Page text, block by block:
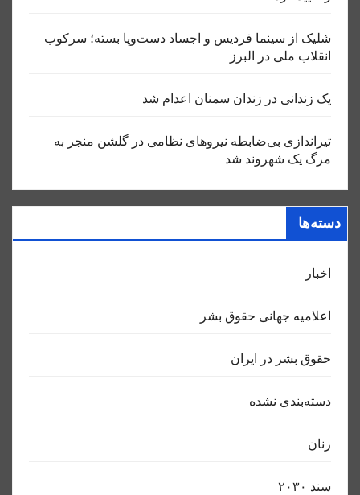
شلیک از سینما فردیس و اجساد دست‌وپا بسته؛ سرکوب
انقلاب ملی در البرز
یک زندانی در زندان سمنان اعدام شد
تیراندازی بی‌ضابطه نیروهای نظامی در گلشن منجر به
مرگ یک شهروند شد
دسته‌ها
اخبار
اعلاميه جهانی حقوق بشر
حقوق بشر در ایران
دسته‌بندی نشده
زنان
سند ٢٠٣٠